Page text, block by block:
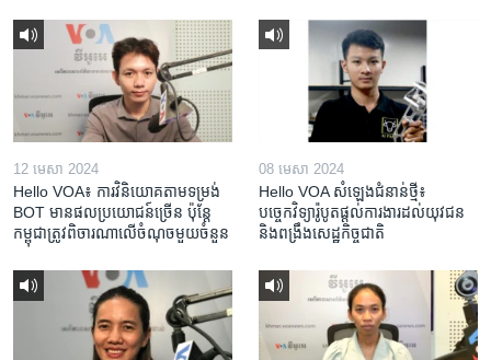
12 មេសា 2024
Hello VOA៖ ការ​វិនិយោគ​តាម​ទម្រង់ ​
BOT​ មាន​ផល​ប្រយោជន៍​ច្រើន ប៉ុន្តែ​
កម្ពុជា​ត្រូវ​ពិចារណា​លើ​ចំណុច​មួយ​ចំនួន
08 មេសា 2024
Hello VOA សំឡេង​ជំនាន់​ថ្មី៖
បច្ចេកវិទ្យា​រ៉ូបូត​ផ្តល់​ការងារ​ដល់​យុវជន
និង​ពង្រឹង​​សេដ្ឋកិច្ច​ជាតិ​​​​​​